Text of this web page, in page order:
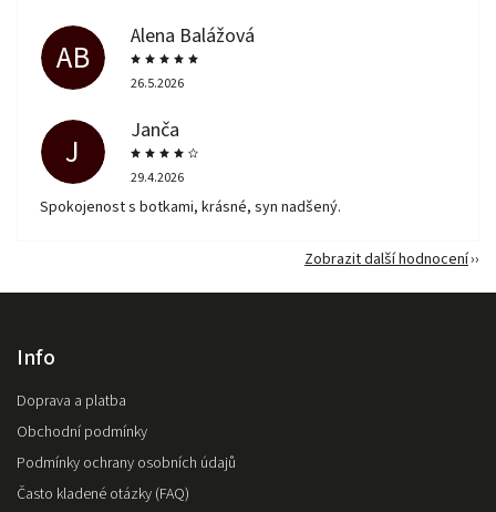
AB
Alena Balážová
26.5.2026
J
Janča
29.4.2026
Spokojenost s botkami, krásné, syn nadšený.
Zobrazit další hodnocení
Info
Doprava a platba
Obchodní podmínky
Podmínky ochrany osobních údajů
Často kladené otázky (FAQ)